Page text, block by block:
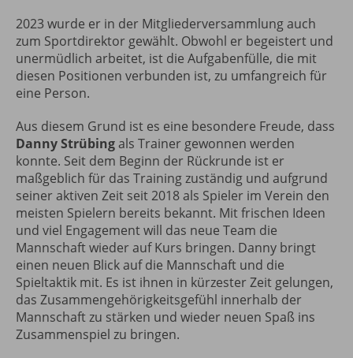
2023 wurde er in der Mitgliederversammlung auch
zum Sportdirektor gewählt. Obwohl er begeistert und
unermüdlich arbeitet, ist die Aufgabenfülle, die mit
diesen Positionen verbunden ist, zu umfangreich für
eine Person.
Aus diesem Grund ist es eine besondere Freude, dass
Danny Strübingals Trainer gewonnen werden
konnte. Seit dem Beginn der Rückrunde ist er
maßgeblich für das Training zuständig und aufgrund
seiner aktiven Zeit seit 2018 als Spieler im Verein den
meisten Spielern bereits bekannt. Mit frischen Ideen
und viel Engagement will das neue Team die
Mannschaft wieder auf Kurs bringen. Danny bringt
einen neuen Blick auf die Mannschaft und die
Spieltaktik mit. Es ist ihnen in kürzester Zeit gelungen,
das Zusammengehörigkeitsgefühl innerhalb der
Mannschaft zu stärken und wieder neuen Spaß ins
Zusammenspiel zu bringen.